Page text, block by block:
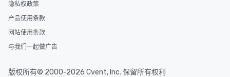
and your guests might not have
discovered otherwise on your own or
in the city and dive into various
selected dishes are curated to our
隐私权政策
产品使用条款
网站使用条款
与我们一起做广告
版权所有© 2000-2026 Cvent, Inc. 保留所有权利